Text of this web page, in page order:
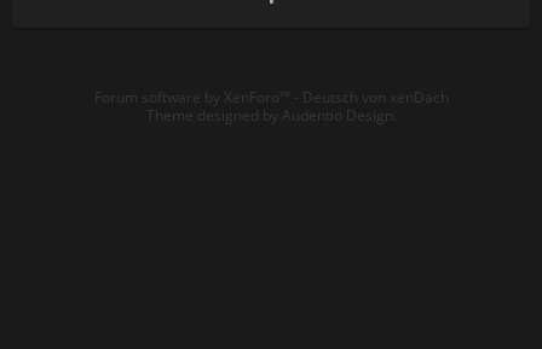
Forum software by XenForo™ - Deutsch von xenDach
Theme designed by Audentio Design.